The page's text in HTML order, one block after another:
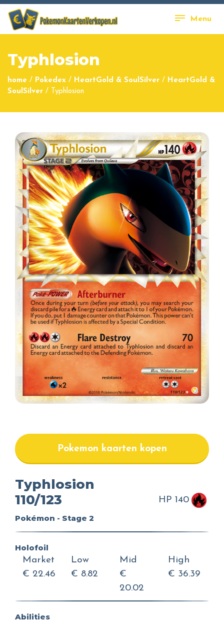
Menu
Typhlosion
home / Pokedex / HeartGold & SoulSilver / HeartGold &
SoulSilver / Typhlosion
Pokemon kaarten kopen
Typhlosion
110/123
Pokémon - Stage 2
HP 140
Holofoil
Market
€ 22.46
Low
€ 8.82
Mid
€
20.02
High
€ 36.39
Abilities